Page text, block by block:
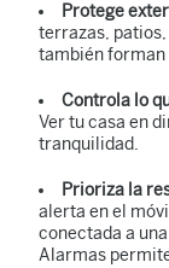
Protege
terrazas,
también forman
Controla lo
Ver tu casa en
tranquilidad.
Prioriza la
alerta en el
conectada a
Alarmas